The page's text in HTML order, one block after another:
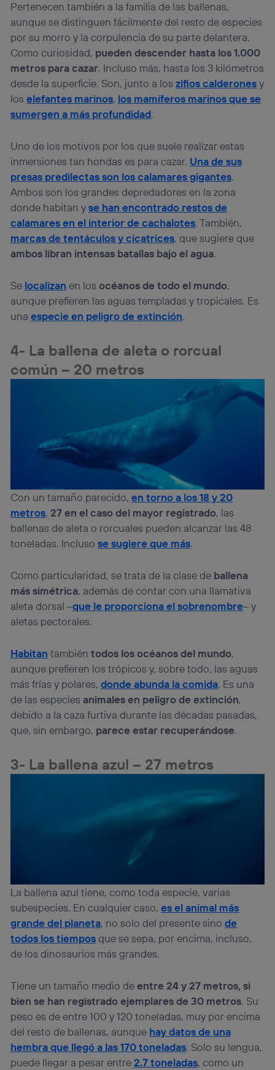
Pertenecen también a la familia de las ballenas,
aunque se distinguen fácilmente del resto de especies
por su morro y la corpulencia de su parte delantera.
Como curiosidad, pueden descender hasta los 1.000
metros para cazar. Incluso más, hasta los 3 kilómetros
desde la superficie. Son, junto a loszifios calderonesy
loselefantes marinos, los mamíferos marinos que se
sumergen a más profundidad.
Uno de los motivos por los que suele realizar estas
inmersiones tan hondas es para cazar. Una de sus
presas predilectas son los calamares gigantes.
Ambos son los grandes depredadores en la zona
donde habitan yse han encontrado restos de
calamares en el interior de cachalotes. También,
marcas de tentáculos y cicatrices, que sugiere que
ambos libran intensas batallas bajo el agua.
Se localizan en losocéanos de todo el mundo,
aunque prefieren las aguas templadas y tropicales. Es
unaespecie en peligro de extinción.
4- La ballena de aleta o rorcual
común – 20 metros
Con un tamaño parecido,en torno a los 18 y 20
metros, 27 en el caso del mayor registrado, las
ballenas de aleta o rorcuales pueden alcanzar las 48
toneladas. Inclusose sugiere que más.
Como particularidad, se trata de la clase de ballena
más simétrica, además de contar con una llamativa
aleta dorsal –que le proporciona el sobrenombre– y
aletas pectorales.
Habitan tambiéntodos los océanos del mundo,
aunque prefieren los trópicos y, sobre todo, las aguas
más frías y polares,donde abunda la comida. Es una
de las especies animales en peligro de extinción,
debido a la caza furtiva durante las décadas pasadas,
que, sin embargo, parece estar recuperándose.
3- La ballena azul – 27 metros
La ballena azul tiene, como toda especie, varias
subespecies. En cualquier caso,es el animal más
grande del planeta, no solo del presente sinode
todos los tiemposque se sepa, por encima, incluso,
de los dinosaurios más grandes.
Tiene un tamaño medio deentre 24 y 27 metros, si
bien se han registrado ejemplares de 30 metros. Su
peso es de entre 100 y 120 toneladas, muy por encima
del resto de ballenas, aunque hay datos de una
hembra que llegó a las 170 toneladas. Solo su lengua,
puede llegar a pesar entre2.7 toneladas, como un